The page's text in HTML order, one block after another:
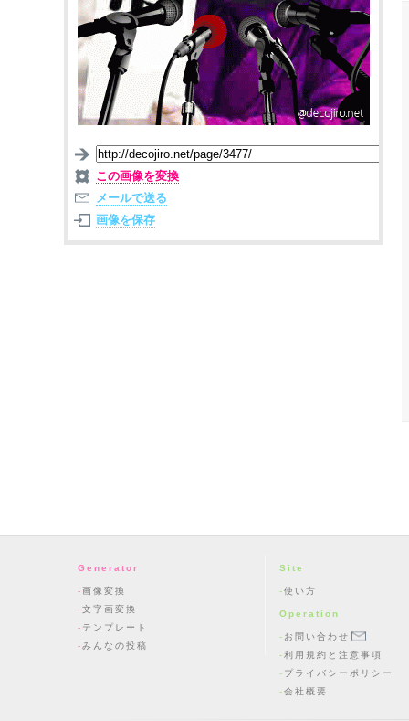
この画像を変換
メールで送る
画像を保存
Generator
画像変換
文字画変換
テンプレート
みんなの投稿
Site
使い方
Operation
お問い合わせ
利用規約と注意事項
プライバシーポリシー
会社概要